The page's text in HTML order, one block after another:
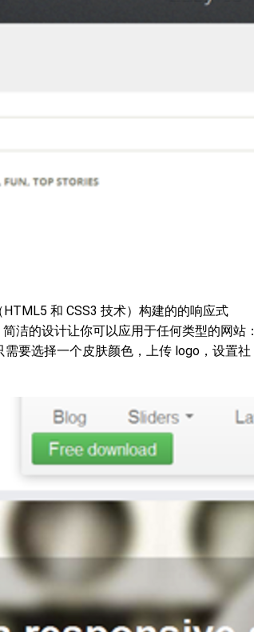
和 CSS3 技术）构建的的响应式
洁的设计让你可以应用于任何类型的网站：
要选择一个皮肤颜色，上传 logo，设置社